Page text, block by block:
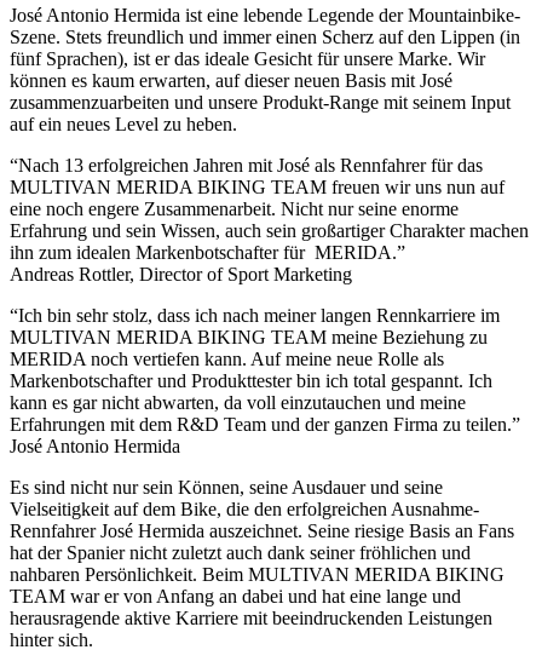
José Antonio Hermida ist eine lebende Legende der Mountainbike-
Szene. Stets freundlich und immer einen Scherz auf den Lippen (in
fünf Sprachen), ist er das ideale Gesicht für unsere Marke. Wir
können es kaum erwarten, auf dieser neuen Basis mit José
zusammenzuarbeiten und unsere Produkt-Range mit seinem Input
auf ein neues Level zu heben.
“Nach 13 erfolgreichen Jahren mit José als Rennfahrer für das
MULTIVAN MERIDA BIKING TEAM freuen wir uns nun auf
eine noch engere Zusammenarbeit. Nicht nur seine enorme
Erfahrung und sein Wissen, auch sein großartiger Charakter machen
ihn zum idealen Markenbotschafter für MERIDA.”
Andreas Rottler, Director of Sport Marketing
“Ich bin sehr stolz, dass ich nach meiner langen Rennkarriere im
MULTIVAN MERIDA BIKING TEAM meine Beziehung zu
MERIDA noch vertiefen kann. Auf meine neue Rolle als
Markenbotschafter und Produkttester bin ich total gespannt. Ich
kann es gar nicht abwarten, da voll einzutauchen und meine
Erfahrungen mit dem R&D Team und der ganzen Firma zu teilen.”
José Antonio Hermida
Es sind nicht nur sein Können, seine Ausdauer und seine
Vielseitigkeit auf dem Bike, die den erfolgreichen Ausnahme-
Rennfahrer José Hermida auszeichnet. Seine riesige Basis an Fans
hat der Spanier nicht zuletzt auch dank seiner fröhlichen und
nahbaren Persönlichkeit. Beim MULTIVAN MERIDA BIKING
TEAM war er von Anfang an dabei und hat eine lange und
herausragende aktive Karriere mit beeindruckenden Leistungen
hinter sich.